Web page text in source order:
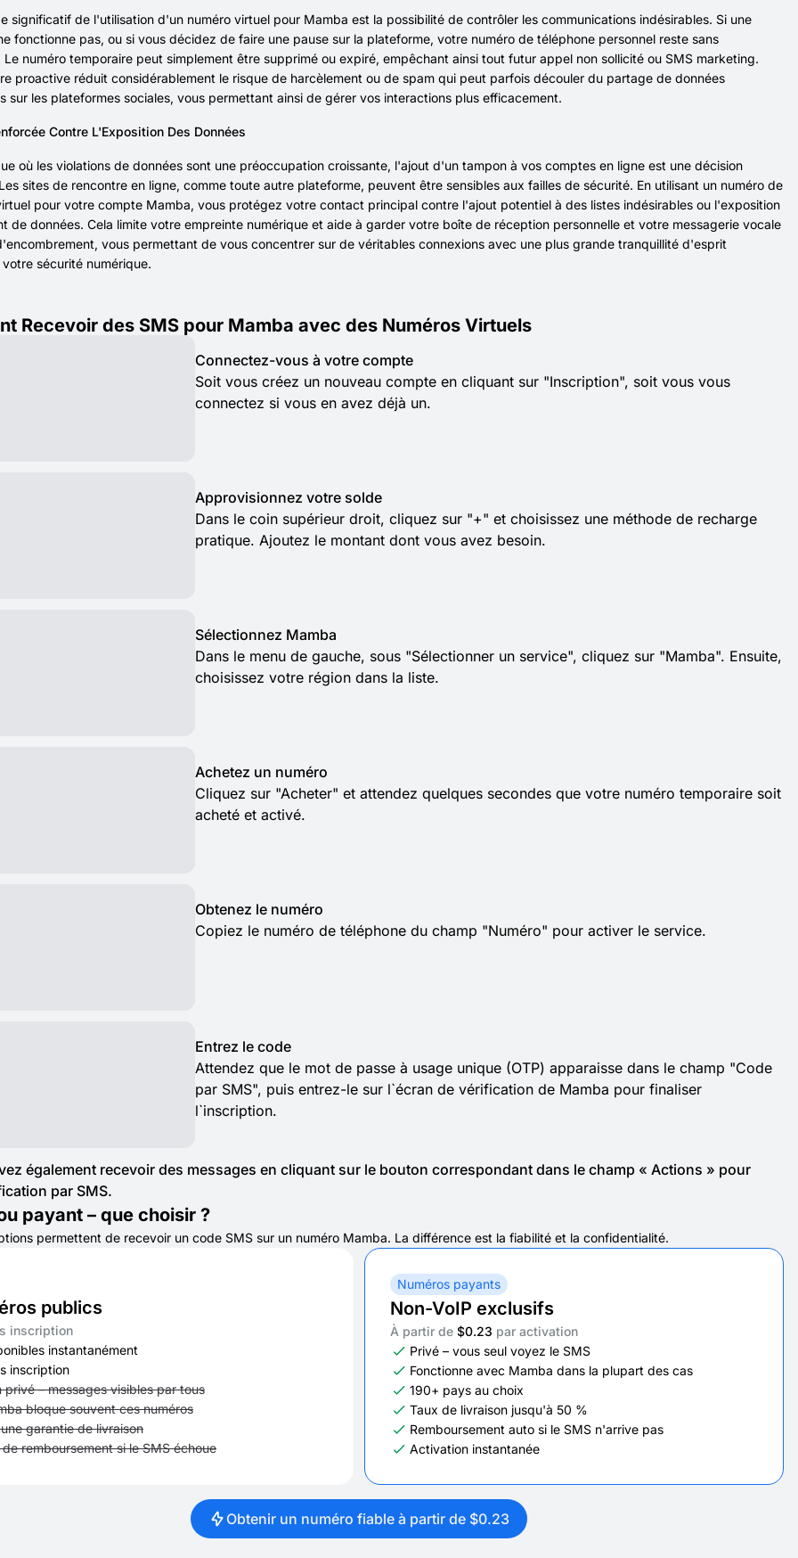
significatif de l'utilisation d'un numéro virtuel pour Mamba est la possibilité de contrôler les communications indésirables. Si une
fonctionne pas, ou si vous décidez de faire une pause sur la plateforme, votre numéro de téléphone personnel reste sans
Le numéro temporaire peut simplement être supprimé ou expiré, empêchant ainsi tout futur appel non sollicité ou SMS marketing.
proactive réduit considérablement le risque de harcèlement ou de spam qui peut parfois découler du partage de données
sur les plateformes sociales, vous permettant ainsi de gérer vos interactions plus efficacement.
Contre L'Exposition Des Données
où les violations de données sont une préoccupation croissante, l'ajout d'un tampon à vos comptes en ligne est une décision
sites de rencontre en ligne, comme toute autre plateforme, peuvent être sensibles aux failles de sécurité. En utilisant un numéro de
pour votre compte Mamba, vous protégez votre contact principal contre l'ajout potentiel à des listes indésirables ou l'exposition
de données. Cela limite votre empreinte numérique et aide à garder votre boîte de réception personnelle et votre messagerie vocale
vous permettant de vous concentrer sur de véritables connexions avec une plus grande tranquillité d'esprit
sécurité numérique.
Recevoir des SMS pour Mamba avec des Numéros Virtuels
Connectez-vous à votre compte
Soit vous créez un nouveau compte en cliquant sur "Inscription", soit vous vous
connectez si vous en avez déjà un.
Approvisionnez votre solde
Dans le coin supérieur droit, cliquez sur "+" et choisissez une méthode de recharge
pratique. Ajoutez le montant dont vous avez besoin.
Sélectionnez Mamba
Dans le menu de gauche, sous "Sélectionner un service", cliquez sur "Mamba". Ensuite,
choisissez votre région dans la liste.
Achetez un numéro
Cliquez sur "Acheter" et attendez quelques secondes que votre numéro temporaire soit
acheté et activé.
Obtenez le numéro
Copiez le numéro de téléphone du champ "Numéro" pour activer le service.
Entrez le code
Attendez que le mot de passe à usage unique (OTP) apparaisse dans le champ "Code
par SMS", puis entrez-le sur l`écran de vérification de Mamba pour finaliser
l`inscription.
également recevoir des messages en cliquant sur le bouton correspondant dans le champ « Actions » pour
par SMS.
payant – que choisir ?
permettent de recevoir un code SMS sur un numéro Mamba. La différence est la fiabilité et la confidentialité.
publics
inscription
instantanément
inscription
privé – messages visibles par tous
bloque souvent ces numéros
garantie de livraison
de remboursement si le SMS échoue
Numéros payants
Non-VoIP exclusifs
À partir de$0.23 par activation
Privé – vous seul voyez le SMS
Fonctionne avec Mamba dans la plupart des cas
190+ pays au choix
Taux de livraison jusqu'à 50 %
Remboursement auto si le SMS n'arrive pas
Activation instantanée
Obtenir un numéro fiable à partir de $0.23